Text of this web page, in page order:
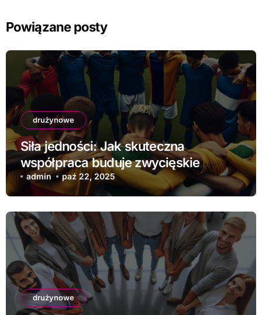
Powiązane posty
drużynowe
Siła jedności: Jak skuteczna
współpraca buduje zwycięskie
drużyny
admin paź 22, 2025
drużynowe